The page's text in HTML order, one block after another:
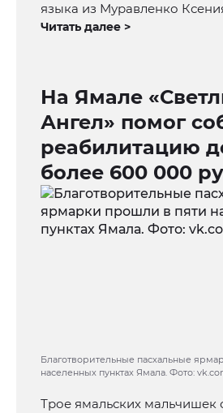
языка из Муравленко
Читать далее >
На Ямале
Ангел» помог
реабилитацию
более 600 000
Благотворительные пасхальные
населенных пунктах Ямала. Фото:
Трое ямальских мальчишек